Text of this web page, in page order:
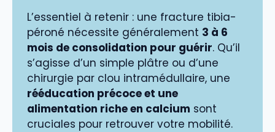
L’essentiel à retenir : une fracture tibia-
péroné nécessite généralement 3 à 6
mois de consolidation pour guérir. Qu’il
s’agisse d’un simple plâtre ou d’une
chirurgie par clou intramédullaire, une
rééducation précoce et une
alimentation riche en calcium sont
cruciales pour retrouver votre mobilité.